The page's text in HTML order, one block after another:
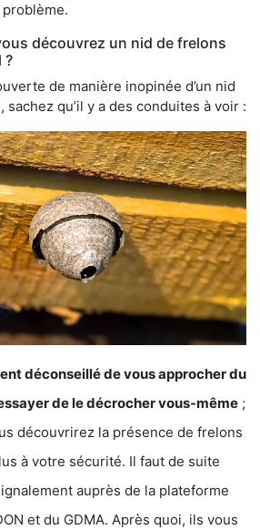
découvrez un nid de frelons
?
de manière inopinée d’un nid
qu’il y a des conduites à voir :
déconseillé de vous approcher du
de le décrocher vous-même ;
découvrirez la présence de frelons
à votre sécurité. Il faut de suite
auprès de la plateforme
et du GDMA. Après quoi, ils vous